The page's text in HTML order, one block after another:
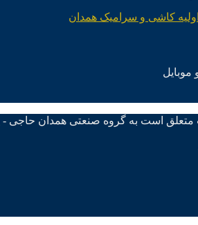
موبایل
متعلق است به گروه صنعتی همدان حاجی -